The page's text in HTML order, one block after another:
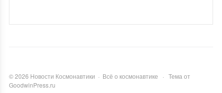
©2026 Новости Космонавтики · Всё о космонавтике · Тема от
GoodwinPress.ru